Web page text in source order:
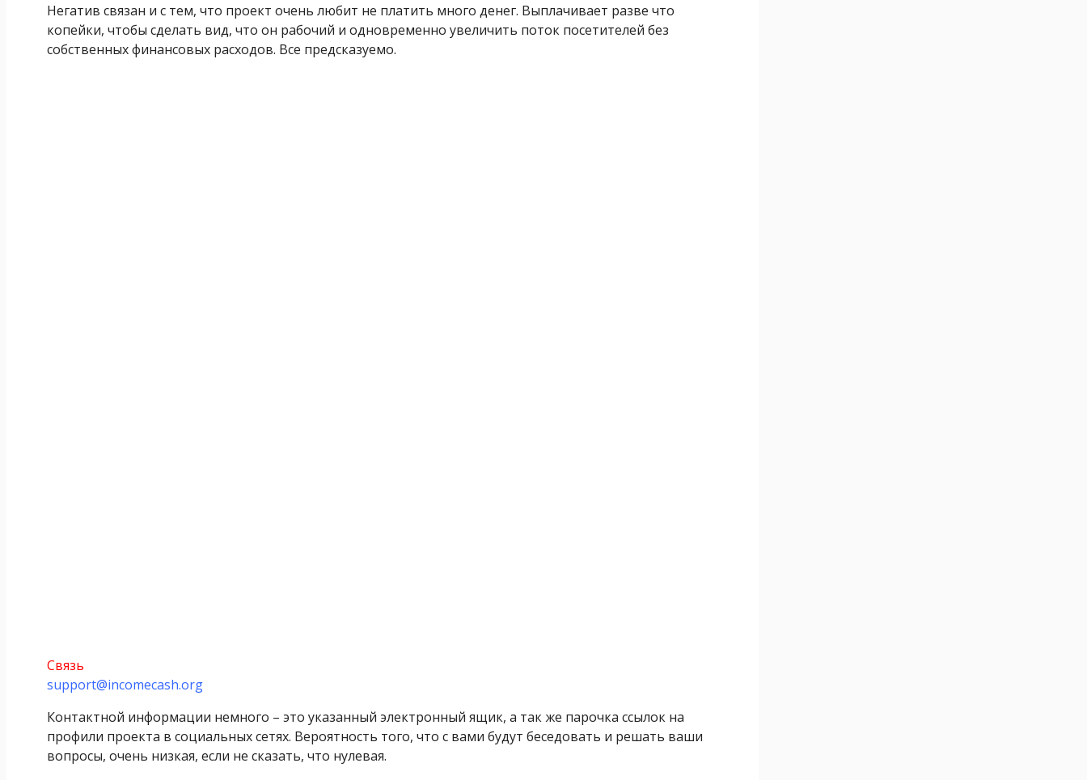
Негатив связан и с тем, что проект очень любит не платить много денег. Выплачивает разве что
копейки, чтобы сделать вид, что он рабочий и одновременно увеличить поток посетителей без
собственных финансовых расходов. Все предсказуемо.
Связь
support@incomecash.org
Контактной информации немного – это указанный электронный ящик, а так же парочка ссылок на
профили проекта в социальных сетях. Вероятность того, что с вами будут беседовать и решать ваши
вопросы, очень низкая, если не сказать, что нулевая.